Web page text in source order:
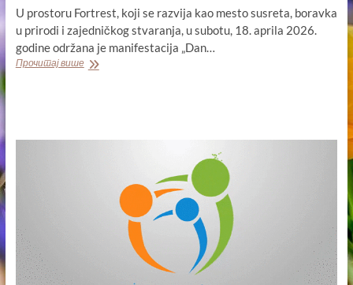
U prostoru Fortrest, koji se razvija kao mesto susreta, boravka
u prirodi i zajedničkog stvaranja, u subotu, 18. aprila 2026.
godine održana je manifestacija „Dan…
Прочитај вишеDAN